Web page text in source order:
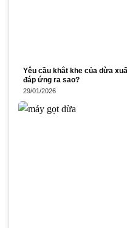
Yêu cầu khắt khe của dừa
đáp ứng ra sao?
29/01/2026